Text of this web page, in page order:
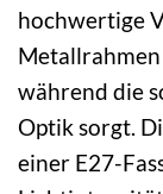
hochwertige
während die
Optik sorgt.
einer E27-